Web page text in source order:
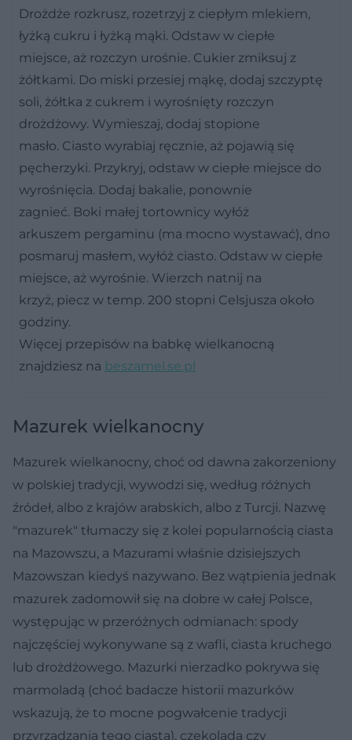
Drożdże rozkrusz, rozetrzyj z ciepłym mlekiem,
łyżką cukru i łyżką mąki. Odstaw w ciepłe
miejsce, aż rozczyn urośnie. Cukier zmiksuj z
żółtkami. Do miski przesiej mąkę, dodaj szczyptę
soli, żółtka z cukrem i wyrośnięty rozczyn
drożdżowy. Wymieszaj, dodaj stopione
masło. Ciasto wyrabiaj ręcznie, aż pojawią się
pęcherzyki. Przykryj, odstaw w ciepłe miejsce do
wyrośnięcia. Dodaj bakalie, ponownie
zagnieć. Boki małej tortownicy wyłóż
arkuszem pergaminu (ma mocno wystawać), dno
posmaruj masłem, wyłóż ciasto. Odstaw w ciepłe
miejsce, aż wyrośnie. Wierzch natnij na
krzyż, piecz w temp. 200 stopni Celsjusza około
godziny.
Więcej przepisów na babkę wielkanocną
znajdziesz na beszamel.se.pl
Mazurek wielkanocny
Mazurek wielkanocny, choć od dawna zakorzeniony
w polskiej tradycji, wywodzi się, według różnych
źródeł, albo z krajów arabskich, albo z Turcji. Nazwę
"mazurek" tłumaczy się z kolei popularnością ciasta
na Mazowszu, a Mazurami właśnie dzisiejszych
Mazowszan kiedyś nazywano. Bez wątpienia jednak
mazurek zadomowił się na dobre w całej Polsce,
występując w przeróżnych odmianach: spody
najczęściej wykonywane są z wafli, ciasta kruchego
lub drożdżowego. Mazurki nierzadko pokrywa się
marmoladą (choć badacze historii mazurków
wskazują, że to mocne pogwałcenie tradycji
przyrządzania tego ciasta), czekoladą czy